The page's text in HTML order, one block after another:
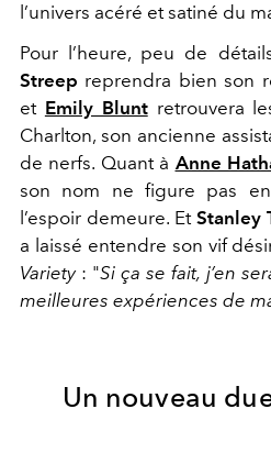
l’univers acéré et satiné du
Pour l’heure, peu de
Streep reprendra bien son
et Emily Bluntretrouvera
Charlton, son ancienne
de nerfs. Quant à Anne
son nom ne figure pas
l’espoir demeure. Et Stanley
a laissé entendre son vif
Variety: "Si ça se fait, j’en
meilleures expériences de
Un nouveau